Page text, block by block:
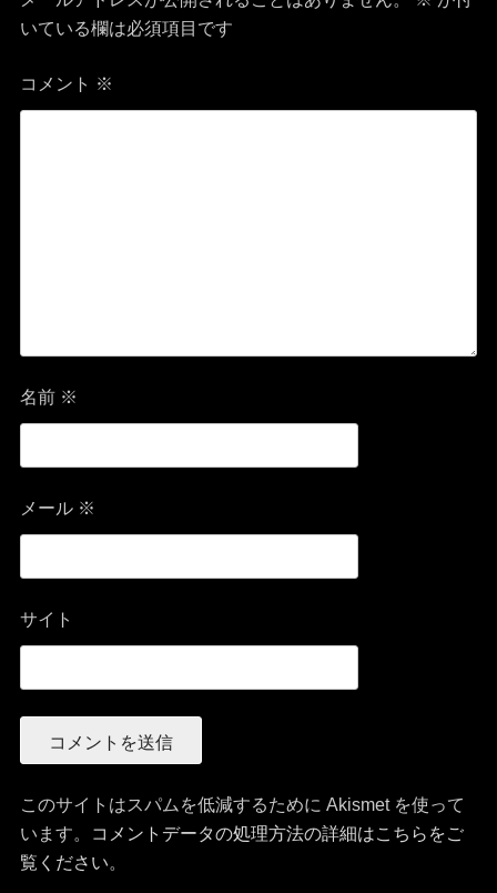
ー
シ
いている欄は必須項目です
コメント ※
名前 ※
メール ※
サイト
このサイトはスパムを低減するために Akismet を使って
います。
コメントデータの処理方法の詳細はこちらをご
覧ください。